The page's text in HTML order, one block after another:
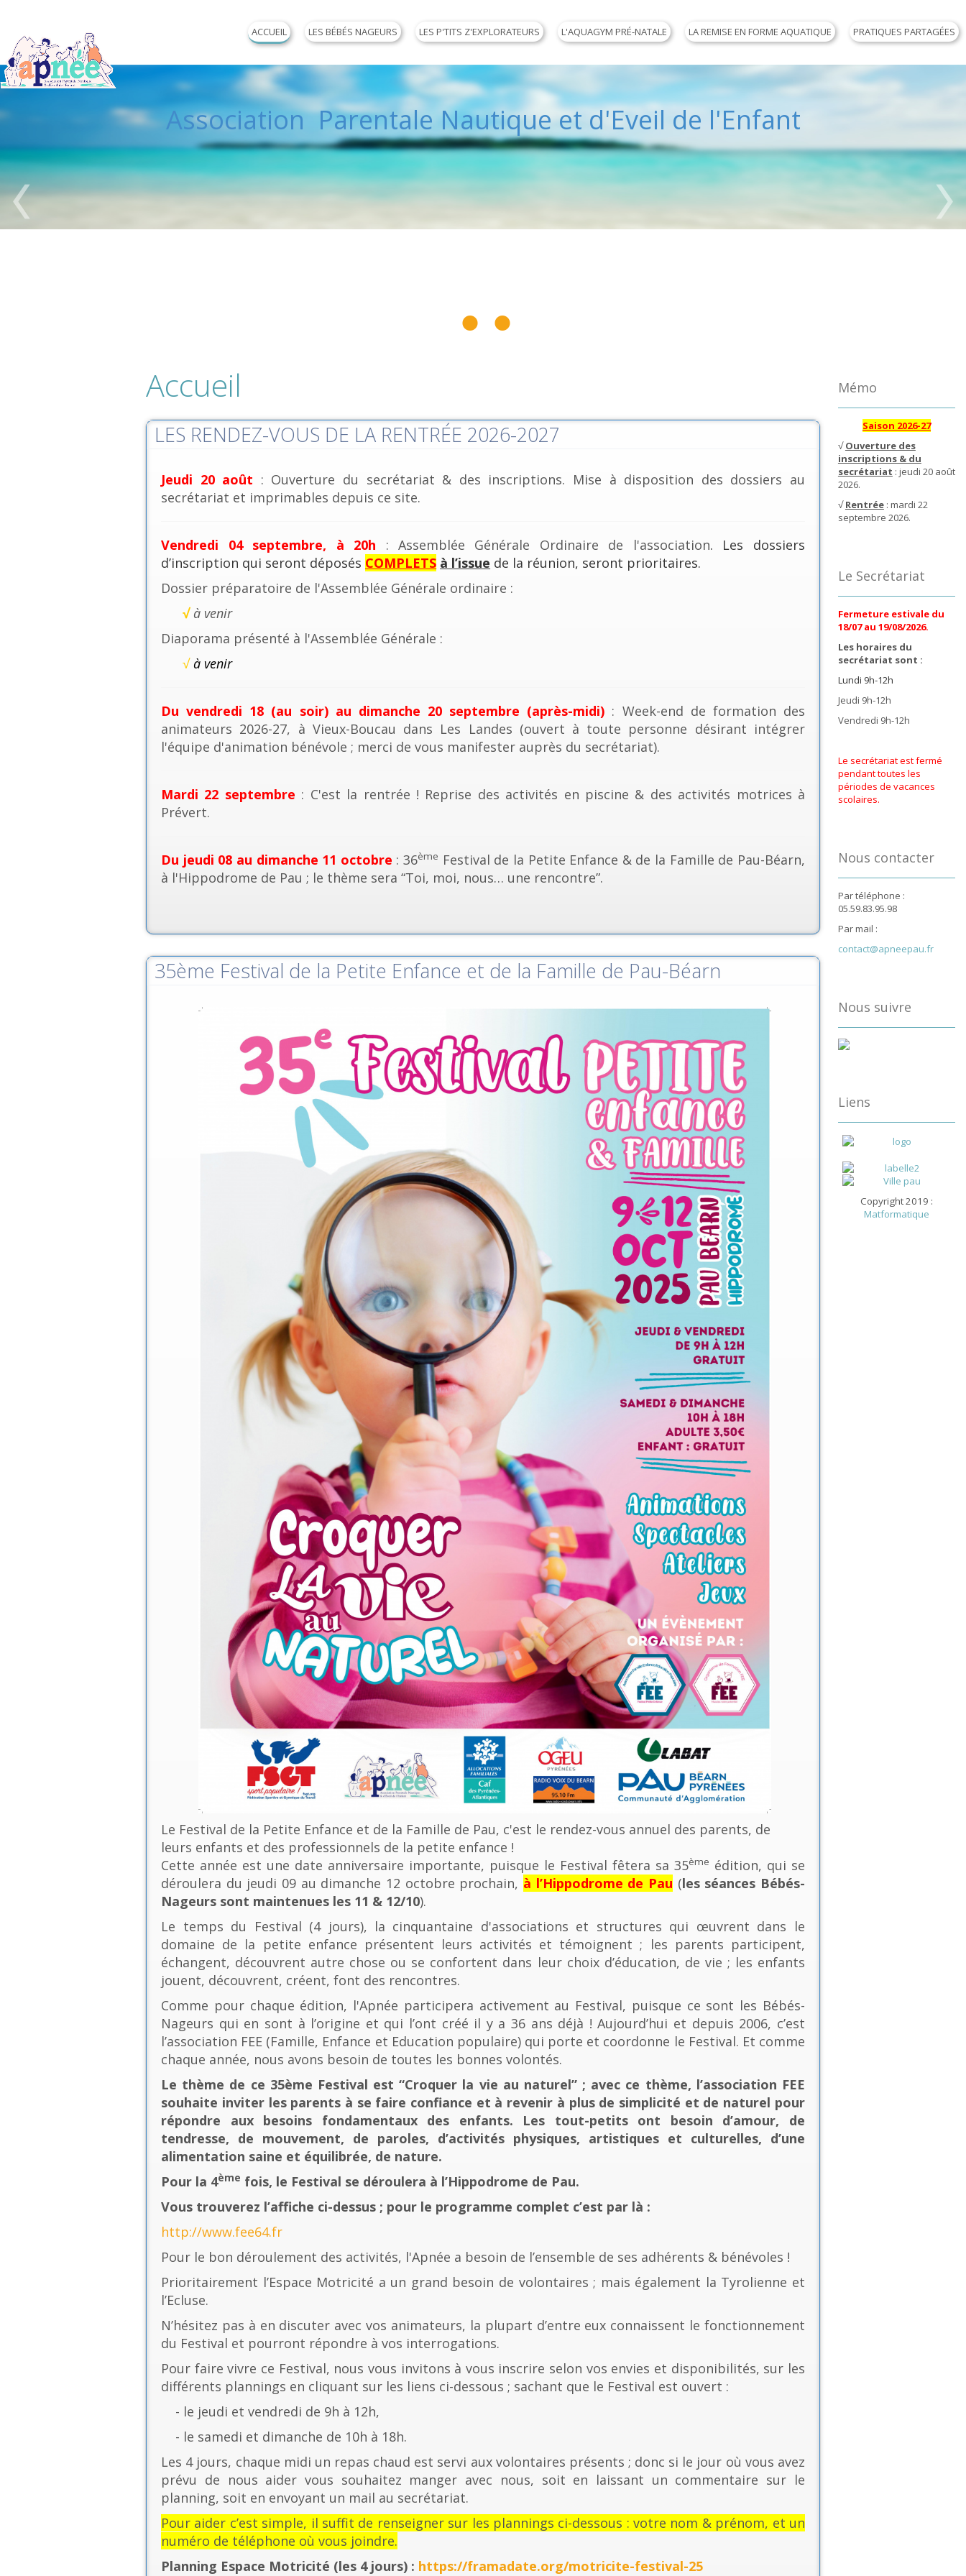
ACCUEIL LES BÉBÉS NAGEURS LES P'TITS Z'EXPLORATEURS L'AQUAGYM PRÉ-NATALE LA REMISE EN FORME AQUATIQUE PRATIQUES PARTAGÉES
Association Parentale Nautique et d'Eveil de l'Enfant
Accueil
LES RENDEZ-VOUS DE LA RENTRÉE 2026-2027
Jeudi 20 août : Ouverture du secrétariat & des inscriptions. Mise à disposition des dossiers au
secrétariat et imprimables depuis ce site.
Vendredi 04 septembre, à 20h : Assemblée Générale Ordinaire de l'association. Les dossiers
d’inscription qui seront déposés COMPLETS à l’issue de la réunion, seront prioritaires.
Dossier préparatoire de l'Assemblée Générale ordinaire :
√ à venir
Diaporama présenté à l'Assemblée Générale :
√à venir
Du vendredi 18 (au soir) au dimanche 20 septembre (après-midi) : Week-end de formation des
animateurs 2026-27, à Vieux-Boucau dans Les Landes (ouvert à toute personne désirant intégrer
l'équipe d'animation bénévole ; merci de vous manifester auprès du secrétariat).
Mardi 22 septembre : C'est la rentrée ! Reprise des activités en piscine & des activités motrices à
Prévert.
Du jeudi 08 au dimanche 11 octobre : 36ème Festival de la Petite Enfance & de la Famille de Pau-Béarn,
à l'Hippodrome de Pau ; le thème sera “Toi, moi, nous… une rencontre”.
35ème Festival de la Petite Enfance et de la Famille de Pau-Béarn
Le Festival de la Petite Enfance et de la Famille de Pau, c'est le rendez-vous annuel des parents, de
leurs enfants et des professionnels de la petite enfance !
Cette année est une date anniversaire importante, puisque le Festival fêtera sa 35ème édition, qui se
déroulera du jeudi 09 au dimanche 12 octobre prochain, à l’Hippodrome de Pau (les séances Bébés-
Nageurs sont maintenues les 11 & 12/10).
Le temps du Festival (4 jours), la cinquantaine d'associations et structures qui œuvrent dans le
domaine de la petite enfance présentent leurs activités et témoignent ; les parents participent,
échangent, découvrent autre chose ou se confortent dans leur choix d’éducation, de vie ; les enfants
jouent, découvrent, créent, font des rencontres.
Comme pour chaque édition, l'Apnée participera activement au Festival, puisque ce sont les Bébés-
Nageurs qui en sont à l’origine et qui l’ont créé il y a 36 ans déjà ! Aujourd’hui et depuis 2006, c’est
l’association FEE (Famille, Enfance et Education populaire) qui porte et coordonne le Festival. Et comme
chaque année, nous avons besoin de toutes les bonnes volontés.
Le thème de ce 35ème Festival est “Croquer la vie au naturel” ; avec ce thème, l’association FEE
souhaite inviter les parents à se faire confiance et à revenir à plus de simplicité et de naturel pour
répondre aux besoins fondamentaux des enfants. Les tout-petits ont besoin d’amour, de
tendresse, de mouvement, de paroles, d’activités physiques, artistiques et culturelles, d’une
alimentation saine et équilibrée, de nature.
Pour la 4ème fois, le Festival se déroulera à l’Hippodrome de Pau.
Vous trouverez l’affiche ci-dessus ; pour le programme complet c’est par là :
http://www.fee64.fr
Pour le bon déroulement des activités, l'Apnée a besoin de l’ensemble de ses adhérents & bénévoles !
Prioritairement l’Espace Motricité a un grand besoin de volontaires ; mais également la Tyrolienne et
l’Ecluse.
N’hésitez pas à en discuter avec vos animateurs, la plupart d’entre eux connaissent le fonctionnement
du Festival et pourront répondre à vos interrogations.
Pour faire vivre ce Festival, nous vous invitons à vous inscrire selon vos envies et disponibilités, sur les
différents plannings en cliquant sur les liens ci-dessous ; sachant que le Festival est ouvert :
- le jeudi et vendredi de 9h à 12h,
- le samedi et dimanche de 10h à 18h.
Les 4 jours, chaque midi un repas chaud est servi aux volontaires présents ; donc si le jour où vous avez
prévu de nous aider vous souhaitez manger avec nous, soit en laissant un commentaire sur le
planning, soit en envoyant un mail au secrétariat.
Pour aider c’est simple, il suffit de renseigner sur les plannings ci-dessous : votre nom & prénom, et un
numéro de téléphone où vous joindre.
Planning Espace Motricité (les 4 jours) : https://framadate.org/motricite-festival-25
Mémo
Saison 2026-27
√Ouverture des
inscriptions & du
secrétariat : jeudi 20 août
2026.
√Rentrée: mardi 22
septembre 2026.
Le Secrétariat
Fermeture estivale du
18/07 au 19/08/2026.
Les horaires du
secrétariat sont :
Lundi 9h-12h
Jeudi 9h-12h
Vendredi 9h-12h
Le secrétariat est fermé
pendant toutes les
périodes de vacances
scolaires.
Nous contacter
Par téléphone :
05.59.83.95.98
Par mail :
contact@apneepau.fr
Nous suivre
Liens
Copyright 2019 :
Matformatique